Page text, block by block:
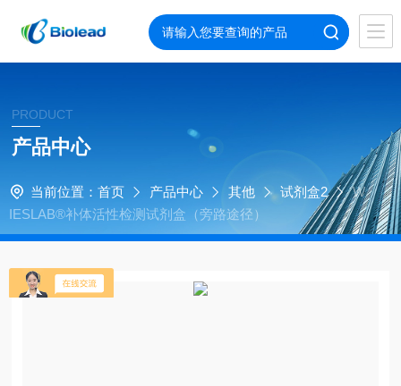
PRODUCT
产品中心
当前位置： 首页 产品中心 其他 试剂盒2
W
IESLAB®补体活性检测试剂盒（旁路途径）